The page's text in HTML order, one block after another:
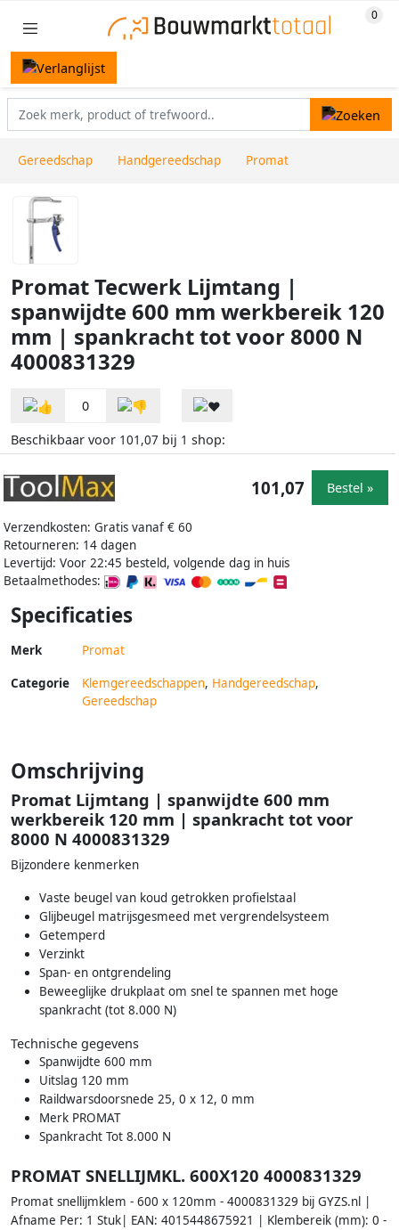
Gereedschap Handgereedschap Promat
Promat Tecwerk Lijmtang |
spanwijdte 600 mm werkbereik 120
mm | spankracht tot voor 8000 N
4000831329
0
Beschikbaar voor 101,07 bij 1 shop:
Verzendkosten: Gratis vanaf € 60
Retourneren: 14 dagen
Levertijd: Voor 22:45 besteld, volgende dag in huis
Betaalmethodes:
101,07 Bestel »
Specificaties
Merk Promat
Categorie Klemgereedschappen, Handgereedschap,
Gereedschap
Omschrijving
Promat Lijmtang | spanwijdte 600 mm
werkbereik 120 mm | spankracht tot voor
8000 N 4000831329
Bijzondere kenmerken
Vaste beugel van koud getrokken profielstaal
Glijbeugel matrijsgesmeed met vergrendelsysteem
Getemperd
Verzinkt
Span- en ontgrendeling
Beweeglijke drukplaat om snel te spannen met hoge
spankracht (tot 8.000 N)
Technische gegevens
Spanwijdte 600 mm
Uitslag 120 mm
Raildwarsdoorsnede 25, 0 x 12, 0 mm
Merk PROMAT
Spankracht Tot 8.000 N
PROMAT SNELLIJMKL. 600X120 4000831329
Promat snellijmklem - 600 x 120mm - 4000831329 bij GYZS.nl |
Afname Per: 1 Stuk| EAN: 4015448675921 | Klembereik (mm): 0 -